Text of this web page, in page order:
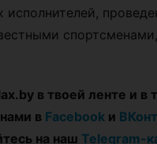
исполнителей,
в твоей ленте и в
в Facebook и
на наш Telegram-